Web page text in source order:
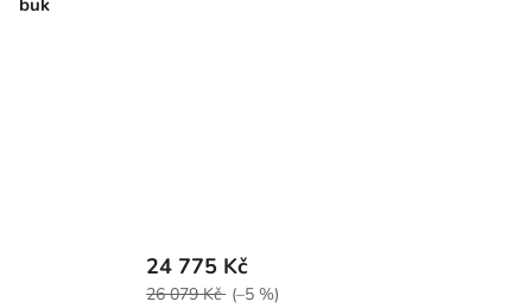
buk
24 775 Kč
26 079 Kč (–5 %)